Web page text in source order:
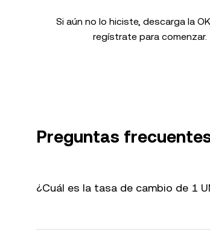
Si aún no lo hiciste, descarga la
regístrate para comenzar.
Preguntas
¿Cuál es la tasa de cambio de 1